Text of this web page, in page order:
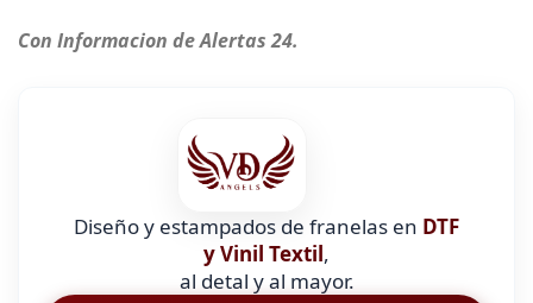
Con Informacion de Alertas 24.
Diseño y estampados de franelas en DTF
y Vinil Textil,
al detal y al mayor.